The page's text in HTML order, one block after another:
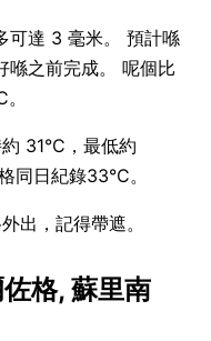
達 3 毫米。 預計喺
喺之前完成。 呢個比
31°C，最低約
同日紀錄33°C。
出，記得帶遮。
格, 蘇里南